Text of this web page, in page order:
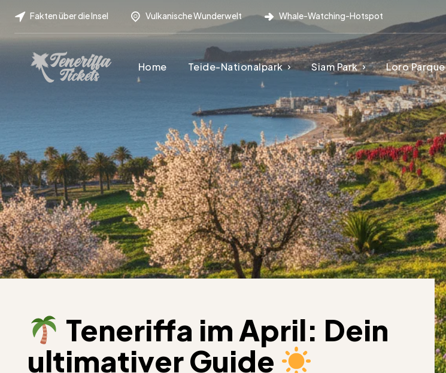
Fakten über die Insel Vulkanische Wunderwelt Whale-Watching-Hotspot
Home Teide-Nationalpark Siam Park Loro Parque
Teneriffa im April: Dein
ultimativer Guide